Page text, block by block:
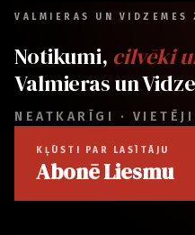
VALMIERAS UN VIDZEMES
Notikumi, cilvēki
Valmieras un
NEATKARĪGI · VIETĒJI
KĻŪSTI PAR LASĪTĀJU
Abonē Liesmu